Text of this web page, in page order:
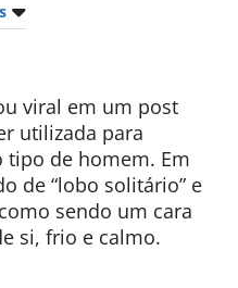
viral em um post
utilizada para
de homem. Em
de “lobo solitário” e
sendo um cara
si, frio e calmo.